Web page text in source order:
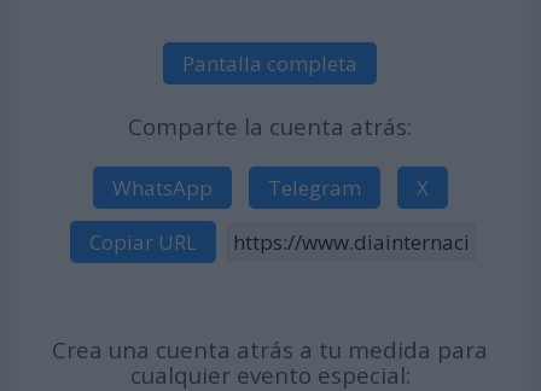
Pantalla completa
Comparte la cuenta atrás:
WhatsApp Telegram
X
Copiar URL
Crea una cuenta atrás a tu medida para
cualquier evento especial: